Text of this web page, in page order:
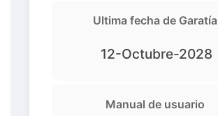
Ultima fecha de Garatía
12-Octubre-2028
Manual de usuario